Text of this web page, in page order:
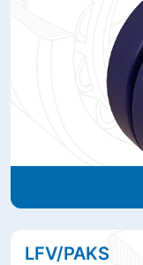
LFV/PAKS